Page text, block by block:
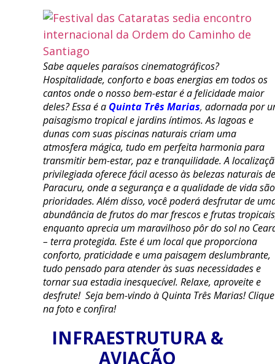
Sabe aqueles paraísos cinematográficos?
Hospitalidade, conforto e boas energias em todos os
cantos onde o nosso bem-estar é a felicidade maior
deles? Essa é a Quinta Três Marias, adornada por
paisagismo tropical e jardins íntimos. As lagoas e
dunas com suas piscinas naturais criam uma
atmosfera mágica, tudo em perfeita harmonia para
transmitir bem-estar, paz e tranquilidade. A
privilegiada oferece fácil acesso às belezas naturais de
Paracuru, onde a segurança e a qualidade de vida são
prioridades. Além disso, você poderá desfrutar de
abundância de frutos do mar frescos e frutas
enquanto aprecia um maravilhoso pôr do sol no
– terra protegida. Este é um local que proporciona
conforto, praticidade e uma paisagem deslumbrante,
tudo pensado para atender às suas necessidades e
tornar sua estadia inesquecível. Relaxe, aproveite e
desfrute! Seja bem-vindo à Quinta Três Marias! Clique
na foto e confira!
INFRAESTRUTURA &
AVIAÇÃO